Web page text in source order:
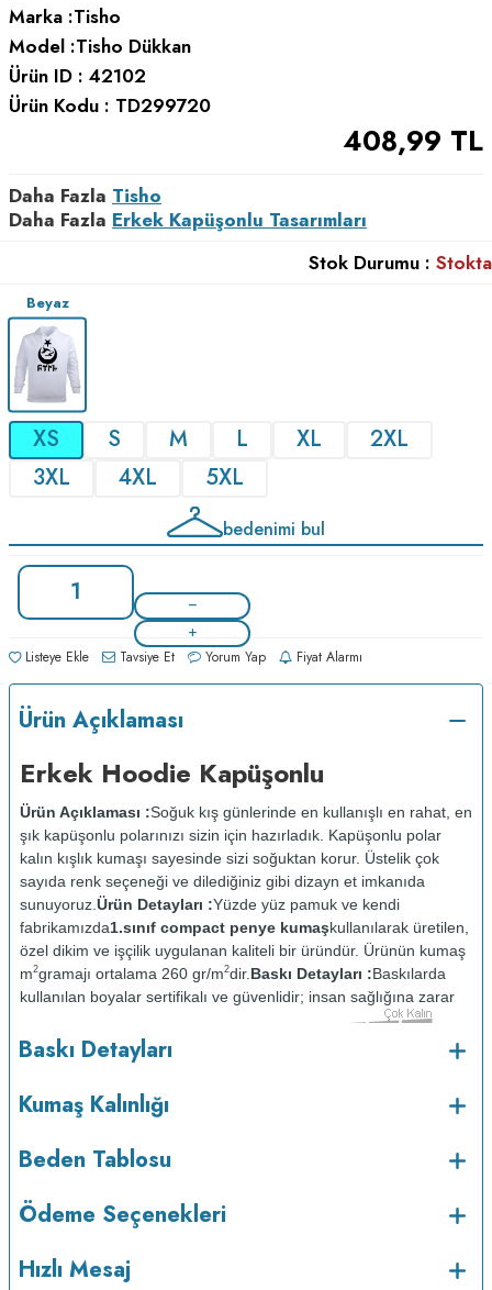
Marka :Tisho
Model :Tisho Dükkan
Ürün ID : 42102
Ürün Kodu : TD299720
408,99 TL
Daha Fazla Tisho
Daha Fazla Erkek Kapüşonlu Tasarımları
Stok Durumu : Stokta
Beyaz
XS S M L XL
2XL
3XL
4XL 5XL
bedenimi bul
Listeye Ekle Tavsiye Et Yorum Yap Fiyat Alarmı
Ürün Açıklaması
Erkek Hoodie Kapüşonlu
Ürün Açıklaması :Soğuk kış günlerinde en kullanışlı en rahat, en
şık kapüşonlu polarınızı sizin için hazırladık. Kapüşonlu polar
kalın kışlık kumaşı sayesinde sizi soğuktan korur. Üstelik çok
sayıda renk seçeneği ve dilediğiniz gibi dizayn et imkanıda
sunuyoruz. Ürün Detayları :Yüzde yüz pamuk ve kendi
fabrikamızda1.sınıf compact penye kumaşkullanılarak üretilen,
özel dikim ve işçilik uygulanan kaliteli bir üründür. Ürünün kumaş
m2gramajı ortalama 260 gr/m2dir. Baskı Detayları :Baskılarda
kullanılan boyalar sertifikalı ve güvenlidir; insan sağlığına zarar
vermez.
Kumaş Kalınlığı :
Bakım : Kısa programda maksimum 30
kurutulmaz.Orta ısıda ve tersten ütülenir.
Baskı Detayları
Kumaş Kalınlığı
Beden Tablosu
Ödeme Seçenekleri
Hızlı Mesaj